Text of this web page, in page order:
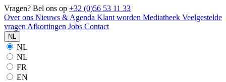
Vragen? Bel ons op +32 (0)56 53 11 33
Over ons Nieuws & Agenda Klant worden Mediatheek Veelgestelde
vragen Afkortingen Jobs Contact
NL
NL
NL
FR
EN